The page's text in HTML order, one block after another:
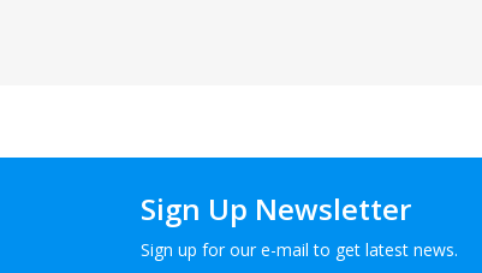
Sign Up Newsletter
Sign up for our e-mail to get latest news.